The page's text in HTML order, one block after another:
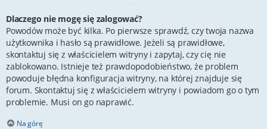
Dlaczego nie mogę się zalogować?
Powodów może być kilka. Po pierwsze sprawdź, czy twoja nazwa
użytkownika i hasło są prawidłowe. Jeżeli są prawidłowe,
skontaktuj się z właścicielem witryny i zapytaj, czy cię nie
zablokowano. Istnieje też prawdopodobieństwo, że problem
powoduje błędna konfiguracja witryny, na której znajduje się
forum. Skontaktuj się z właścicielem witryny i powiadom go o tym
problemie. Musi on go naprawić.
Na górę